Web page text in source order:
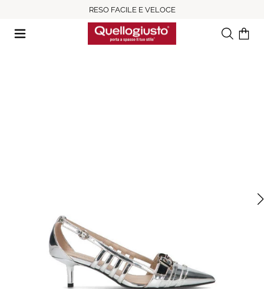
RESO FACILE E VELOCE
RicercaIl tuo